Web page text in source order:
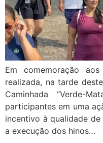
Em comemoração
realizada, na tarde
Caminhada “Verde-
participantes em uma
incentivo à qualidade
a execução dos hinos…